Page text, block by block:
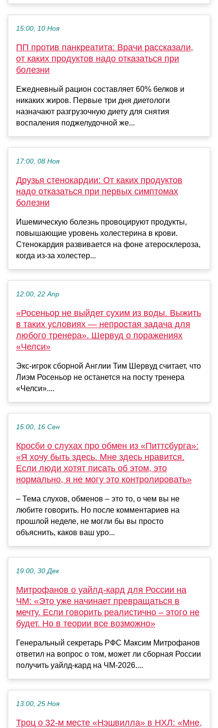
15:00, 10 Ноя
ПП против панкреатита: Врачи рассказали,
от каких продуктов надо отказаться при
болезни
Ежедневный рацион составляет 60% белков и
никаких жиров. Первые три дня диетологи
назначают разгрузочную диету для снятия
воспаления поджелудочной же...
17:00, 08 Ноя
Друзья стенокардии: От каких продуктов
надо отказаться при первых симптомах
болезни
Ишемическую болезнь провоцируют продукты,
повышающие уровень холестерина в крови.
Стенокардия развивается на фоне атеросклероза,
когда из-за холестер...
12:00, 22 Апр
«Росеньор не выйдет сухим из воды. Выжить
в таких условиях — непростая задача для
любого тренера». Шервуд о поражениях
«Челси»
Экс-игрок сборной Англии Тим Шервуд считает, что
Лиэм Росеньор не останется на посту тренера
«Челси»....
15:00, 16 Сен
Кросби о слухах про обмен из «Питтсбурга»:
«Я хочу быть здесь. Мне здесь нравится.
Если люди хотят писать об этом, это
нормально, я не могу это контролировать»
– Тема слухов, обменов – это то, о чем вы не
любите говорить. Но после комментариев на
прошлой неделе, не могли бы вы просто
объяснить, каков ваш уро...
19:00, 30 Дек
Митрофанов о уайлд-кард для России на
ЧМ: «Это уже начинает превращаться в
мечту. Если говорить реалистично – этого не
будет. Но в теории все возможно»
Генеральный секретарь РФС Максим Митрофанов
ответил на вопрос о том, может ли сборная России
получить уайлд-кард на ЧМ-2026....
13:00, 25 Ноя
Троц о 32-м месте «Нэшвилла» в НХЛ: «Мне,